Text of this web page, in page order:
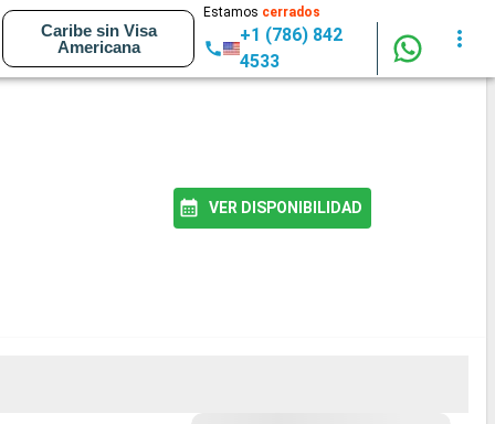
Caribe sin Visa
Americana
Estamos cerrados
+1 (786) 842
4533
VER DISPONIBILIDAD